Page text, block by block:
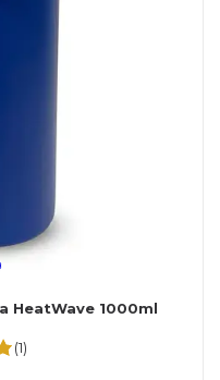
HeatWave 1000ml
(1)